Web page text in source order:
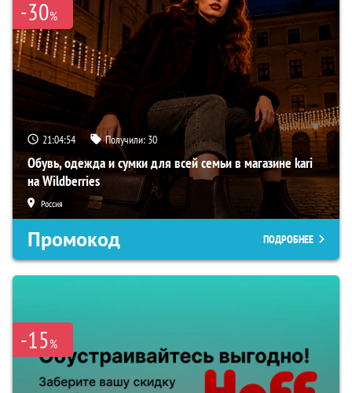
-30%
21:04:54 Получили: 30
Обувь, одежда и сумки для всей семьи в магазине kari
на Wildberries
Россия
Промокод ПОДРОБНЕЕ
-15%